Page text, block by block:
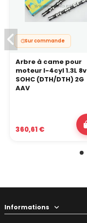
Sur commande
Arbre à came pour
moteur I-4cyl 1.3L 8v
SOHC (DTH/DTH) 2G
AAV
360,61 €
Informations